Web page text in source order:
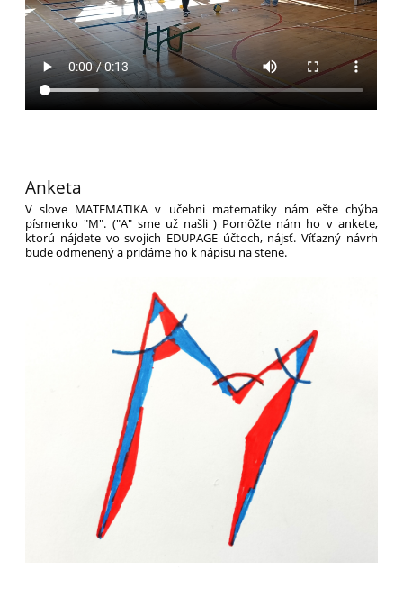
Anketa
V slove MATEMATIKA v učebni matematiky nám ešte chýba
písmenko "M". ("A" sme už našli) Pomôžte nám ho v ankete,
ktorú nájdete vo svojich EDUPAGE účtoch, nájsť. Víťazný návrh
bude odmenený a pridáme ho k nápisu na stene.